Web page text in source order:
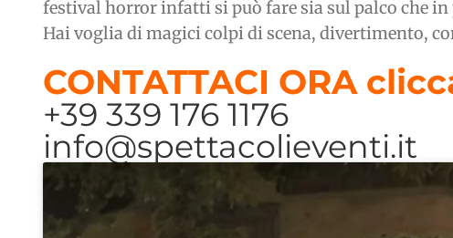
festival horror infatti si può fare sia sul palco che
Hai voglia di magici colpi di scena, divertimento,
CONTATTACI ORA
+39 339 176 1176
info@spettacolieventi.it